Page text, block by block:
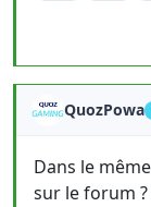
QuozPowa
Dans le
sur le forum ?